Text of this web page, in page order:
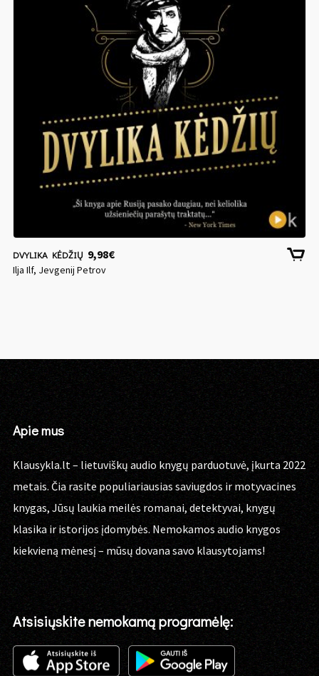
DVYLIKA KĖDŽIŲ 9,98€
Ilja Ilf, Jevgenij Petrov
Apie mus
Klausykla.lt – lietuviškų audio knygų parduotuvė, įkurta 2022
metais. Čia rasite populiariausias saviugdos ir motyvacines
knygas, Jūsų laukia meilės romanai, detektyvai, knygų
klasika ir istorijos įdomybės. Nemokamos audio knygos
kiekvieną mėnesį – mūsų dovana savo klausytojams!
Atsisiųskite nemokamą programėlę: